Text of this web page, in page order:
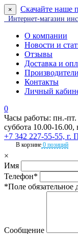
× Скачайте наше
Интернет-магазин
О компании
Новости и
Отзывы
Доставка и
Производители
Контакты
Личный
0
Часы работы: пн.-пт.
суббота 10.00-16.00,
+7 342 227-55-55, г.
В корзине 0 позиций
×
Имя
Телефон*
*Поле обязательное
Сообщение